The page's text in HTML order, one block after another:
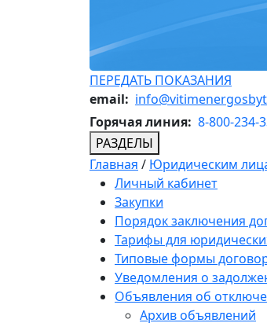
ПЕРЕДАТЬ ПОКАЗАНИЯ
email:
Горячая линия: 8-800-234-
РАЗДЕЛЫ
Главная / Юридическим
Личный кабинет
Закупки
Порядок заключения
Тарифы для
Типовые формы
Уведомления о
Объявления об
Архив объявлений